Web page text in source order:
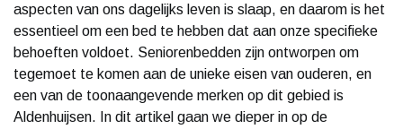
aspecten van ons dagelijks leven is slaap, en daarom is het
essentieel om een bed te hebben dat aan onze specifieke
behoeften voldoet. Seniorenbedden zijn ontworpen om
tegemoet te komen aan de unieke eisen van ouderen, en
een van de toonaangevende merken op dit gebied is
Aldenhuijsen. In dit artikel gaan we dieper in op de